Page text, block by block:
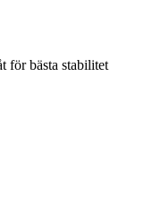
för bästa stabilitet